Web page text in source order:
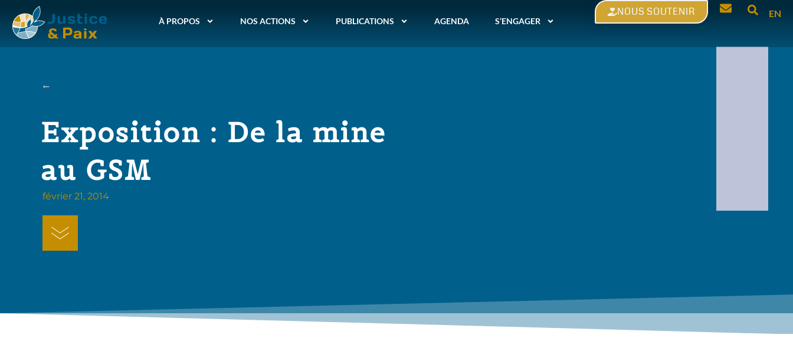
À PROPOS NOS ACTIONS PUBLICATIONS AGENDA S’ENGAGER
NOUS SOUTENIR EN
Exposition : De la mine
au GSM
février 21, 2014